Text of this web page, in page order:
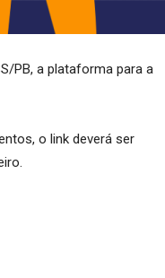
PB, a plataforma para a
o link deverá ser